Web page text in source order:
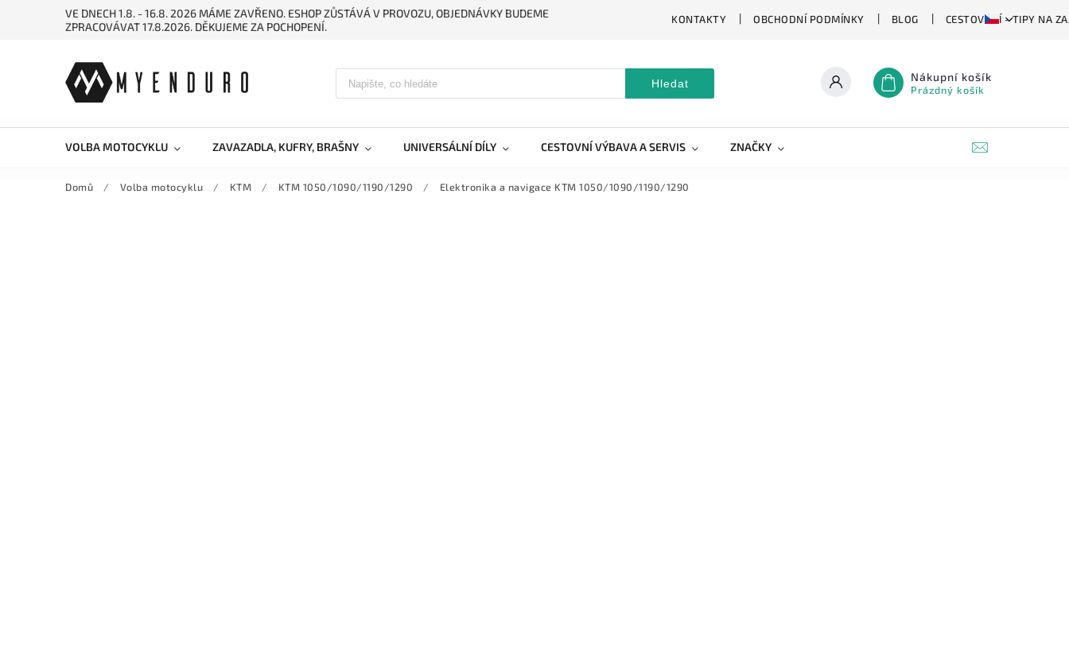
VE DNECH 1.8. - 16.8. 2026 MÁME ZAVŘENO. ESHOP ZŮSTÁVÁ V PROVOZU, OBJEDNÁVKY BUDEME
ZPRACOVÁVAT 17.8.2026. DĚKUJEME ZA POCHOPENÍ.
KONTAKTY OBCHODNÍ PODMÍNKY BLOG CESTOVÁNÍ - TIPY NA
Hledat Nákupní košík
Prázdný košík
VOLBA MOTOCYKLU ZAVAZADLA, KUFRY, BRAŠNY UNIVERSÁLNÍ DÍLY CESTOVNÍ VÝBAVA A SERVIS ZNAČKY
Domů / Volba motocyklu / KTM / KTM 1050/1090/1190/1290 / Elektronika a navigace KTM 1050/1090/1190/1290